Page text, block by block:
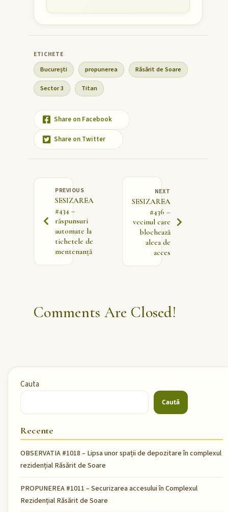
București propunerea Răsărit de Soare
Sector 3 Titan
Share on Facebook
Share on Twitter
PREVIOUS
SESIZAREA
#434 –
răspunsuri
automate la
tichetele de
mentenanță
NEXT
SESIZAREA
#436 –
vecinul care
blochează
aleea de
acces
Comments Are Closed!
Cauta
Caută
Recente
OBSERVATIA #1018 – Lipsa unor spații de depozitare în complexul
rezidențial Răsărit de Soare
PROPUNEREA #1011 – Securizarea accesului în Complexul
Rezidențial Răsărit de Soare